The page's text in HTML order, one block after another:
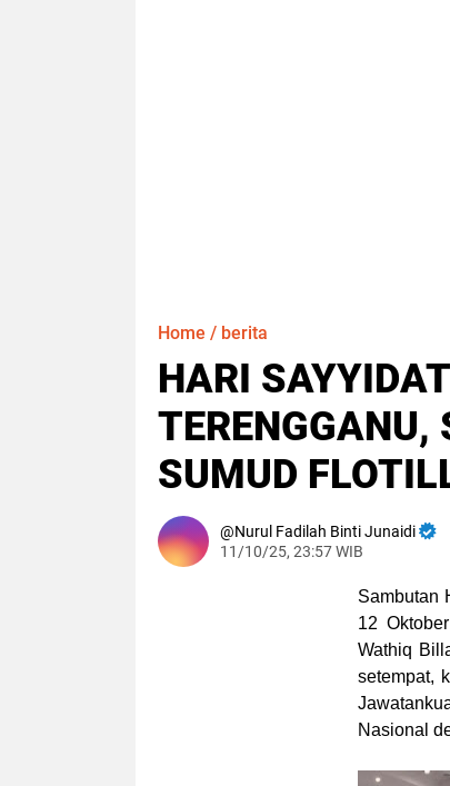
Home / berita
HARI
TERENGGANU,
SUMUD
Nurul Fadilah Binti Junaidi
11/10/25, 23:57 WIB
Sambutan
12
Wathiq
setempat,
Nasional